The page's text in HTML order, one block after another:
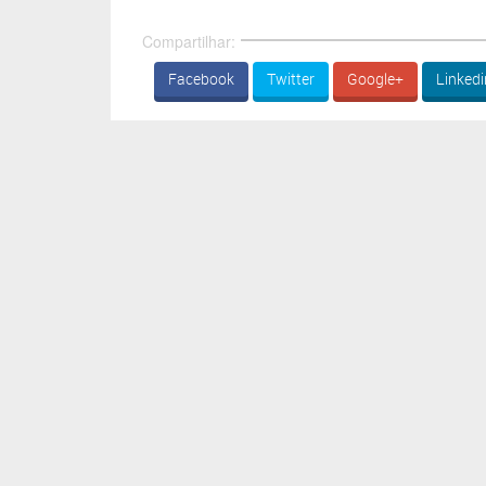
Compartilhar:
Facebook Twitter Google+